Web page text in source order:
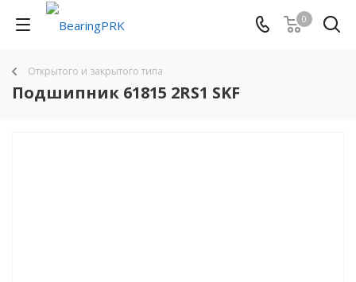
0
Открытого и закрытого типа
Подшипник 61815 2RS1 SKF